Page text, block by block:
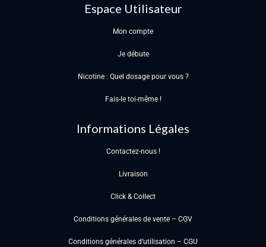
Espace Utilisateur
Mon compte
Je débute
Nicotine : Quel dosage pour vous ?
Fais-le toi-même !
Informations Légales
Contactez-nous !
Livraison
Click & Collect
Conditions générales de vente – CGV
Conditions générales d’utilisation – CGU